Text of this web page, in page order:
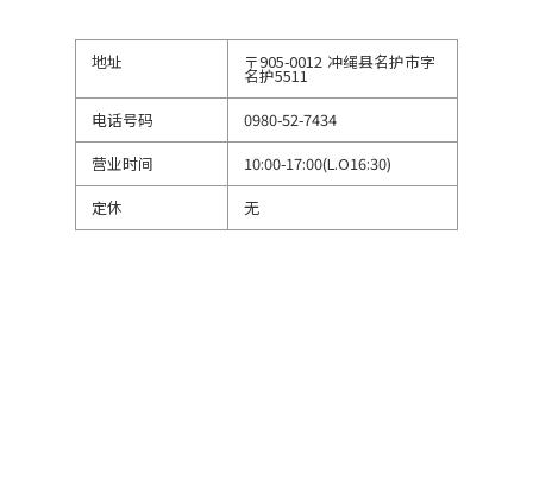
地址 〒905-0012 冲绳县名护市字
名护5511
电话号码
0980-52-7434
营业时间
10:00-17:00(L.O16:30)
定休
无